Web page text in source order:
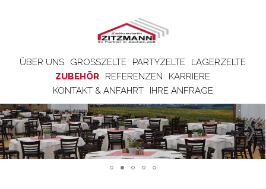
ÜBER UNS GROSSZELTE PARTYZELTE
LAGERZELTE
ZUBEHÖR
REFERENZEN
KARRIERE
KONTAKT & ANFAHRT
IHRE ANFRAGE